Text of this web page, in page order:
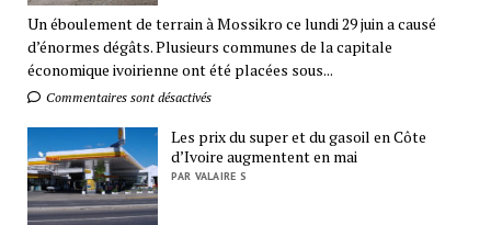
Un éboulement de terrain à Mossikro ce lundi 29 juin a causé
d’énormes dégâts. Plusieurs communes de la capitale
économique ivoirienne ont été placées sous...
Commentaires sont désactivés
Les prix du super et du gasoil en Côte
d’Ivoire augmentent en mai
PAR VALAIRE S